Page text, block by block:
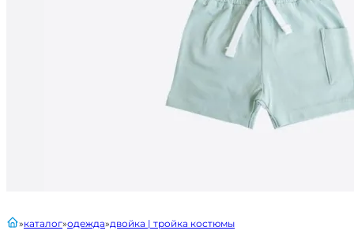
главнаякаталог одежда двойка | тройка костюмы